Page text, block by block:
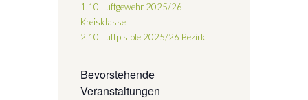
1.10 Luftgewehr 2025/26
Kreisklasse
2.10 Luftpistole 2025/26 Bezirk
Bevorstehende
Veranstaltungen